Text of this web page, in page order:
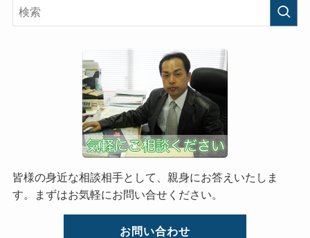
皆様の身近な相談相手として、親身にお答えいたしま
す。まずはお気軽にお問い合せください。
お問い合わせ